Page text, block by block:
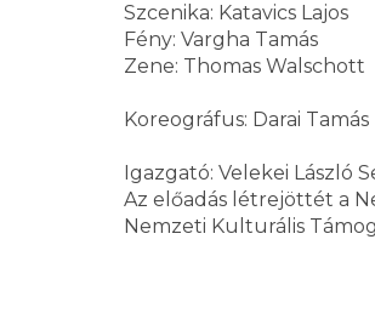
Szcenika: Katavics Lajos
Fény: Vargha Tamás
Zene: Thomas Walschott
Koreográfus: Darai Tamás
Igazgató: Velekei László
Az előadás létrejöttét a
Nemzeti Kulturális